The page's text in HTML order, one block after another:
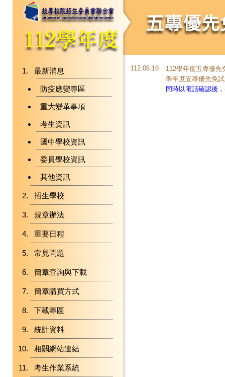
最新消息
防疫應變專區
重大變革事項
考生資訊
國中學校資訊
委員學校資訊
其他資訊
招生學校
規章辦法
重要日程
常見問題
簡章查詢與下載
簡章購買方式
下載專區
統計資料
相關網站連結
考生作業系統
112.06.16
112學年度五專優先
學年度五專優先免
同時以電話確認後